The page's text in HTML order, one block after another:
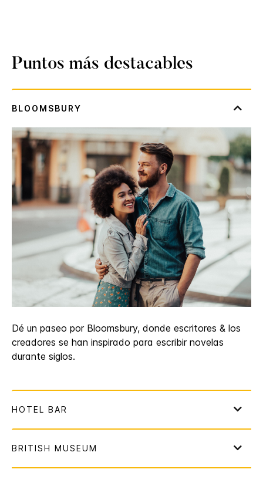
Puntos más destacables
Dé un paseo por Bloomsbury, donde escritores & los
creadores se han inspirado para escribir novelas
durante siglos.